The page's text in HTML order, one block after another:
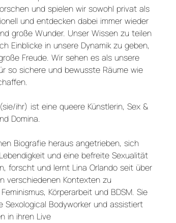
und spielen wir sowohl privat als
und entdecken dabei immer wieder
große Wunder. Unser Wissen zu teilen
Einblicke in unsere Dynamik zu geben,
Freude. Wir sehen es als unsere
so sichere und bewusste Räume wie
ihr) ist eine queere Künstlerin, Sex &
Domina.
Biografie heraus angetrieben, sich
und eine befreite Sexualität
forscht und lernt Lina Orlando seit über
verschiedenen Kontexten zu
Körperarbeit und BDSM. Sie
Sexological Bodyworker und assistiert
in ihren Live